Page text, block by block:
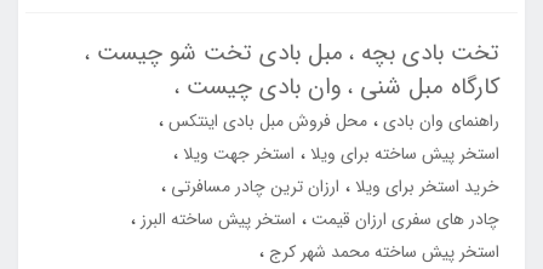
تخت بادی بچه مبل بادی تخت شو چیست
کارگاه مبل شنی وان بادی چیست
راهنمای وان بادی محل فروش مبل بادی اینتکس
استخر پیش ساخته برای ویلا
استخر جهت ویلا
خرید استخر برای ویلا
ارزان ترین چادر مسافرتی
چادر های سفری ارزان قیمت
استخر پیش ساخته البرز
استخر پیش ساخته محمد شهر کرج